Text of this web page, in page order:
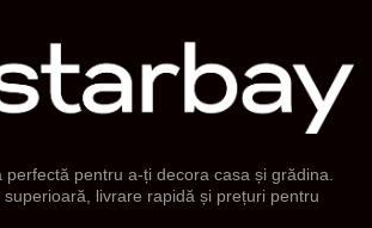
perfectă pentru a-ți decora casa și grădina.
livrare rapidă și prețuri pentru